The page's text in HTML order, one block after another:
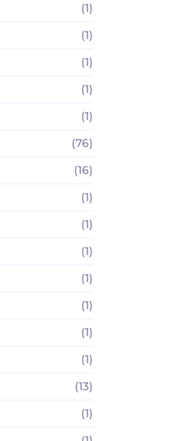
(1)
(1)
(1)
(1)
(1)
(76)
(16)
(1)
(1)
(1)
(1)
(1)
(1)
(1)
(13)
(1)